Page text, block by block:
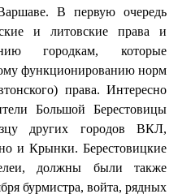
В первую очередь
и литовские права и
городкам, которые
функционированию норм
права. Интересно
Большой Берестовицы
других городов ВКЛ,
и Крынки. Берестовицкие
должны были также
бурмистра, войта, рядных